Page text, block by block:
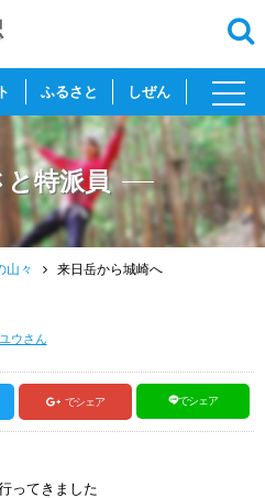
ふるさと しぜん
toggle
特派員
山々 来日岳から城崎へ
ユウさん
でシェア でシェア
ってきました